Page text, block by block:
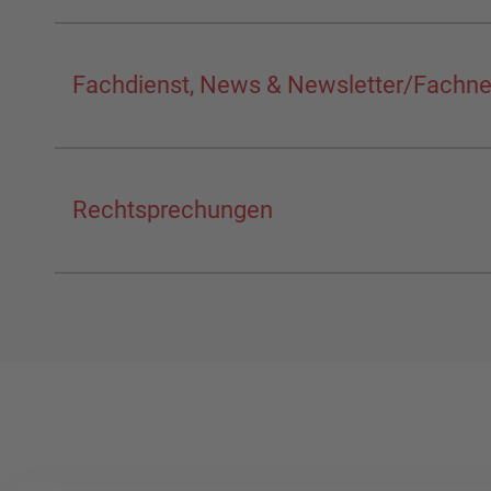
Fachdienst, News & Newsletter/
Rechtsprechungen